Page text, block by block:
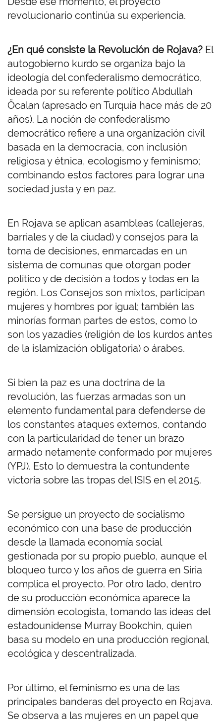
revolucionario continúa su experiencia.
¿En qué consiste la Revolución de Rojava? El
autogobierno kurdo se organiza bajo la
ideología del confederalismo democrático,
ideada por su referente político Abdullah
Öcalan (apresado en Turquía hace más de 20
años). La noción de confederalismo
democrático refiere a una organización civil
basada en la democracia, con inclusión
religiosa y étnica, ecologismo y feminismo;
combinando estos factores para lograr una
sociedad justa y en paz.
En Rojava se aplican asambleas (callejeras,
barriales y de la ciudad) y consejos para la
toma de decisiones, enmarcadas en un
sistema de comunas que otorgan poder
político y de decisión a todos y todas en la
región. Los Consejos son mixtos, participan
mujeres y hombres por igual; también las
minorías forman partes de estos, como lo
son los yazadíes (religión de los kurdos antes
de la islamización obligatoria) o árabes.
Si bien la paz es una doctrina de la
revolución, las fuerzas armadas son un
elemento fundamental para defenderse de
los constantes ataques externos, contando
con la particularidad de tener un brazo
armado netamente conformado por mujeres
(YPJ). Esto lo demuestra la contundente
victoria sobre las tropas del ISIS en el 2015.
Se persigue un proyecto de socialismo
económico con una base de producción
desde la llamada economía social
gestionada por su propio pueblo, aunque el
bloqueo turco y los años de guerra en Siria
complica el proyecto. Por otro lado, dentro
de su producción económica aparece la
dimensión ecologista, tomando las ideas del
estadounidense Murray Bookchin, quien
basa su modelo en una producción regional,
ecológica y descentralizada.
Por último, el feminismo es una de las
principales banderas del proyecto en Rojava.
Se observa a las mujeres en un papel que